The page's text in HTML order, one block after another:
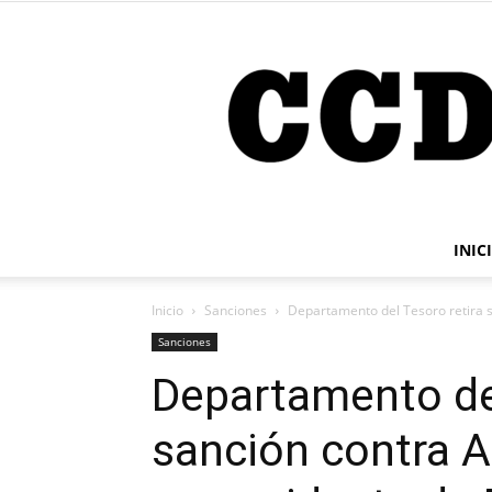
Inicio Sanciones Departamento del Tesoro retira
Sanciones
Departamento
sanción contra